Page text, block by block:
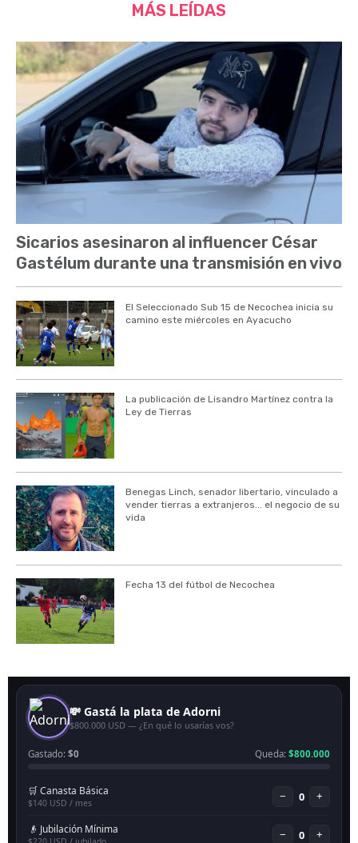
MÁS LEÍDAS
Sicarios asesinaron al influencer César
Gastélum durante una transmisión en vivo
El Seleccionado Sub 15 de Necochea inicia su
camino este miércoles en Ayacucho
La publicación de Lisandro Martínez contra la
Ley de Tierras
Benegas Linch, senador libertario, vinculado a
vender tierras a extranjeros... el negocio de su
vida
Fecha 13 del fútbol de Necochea